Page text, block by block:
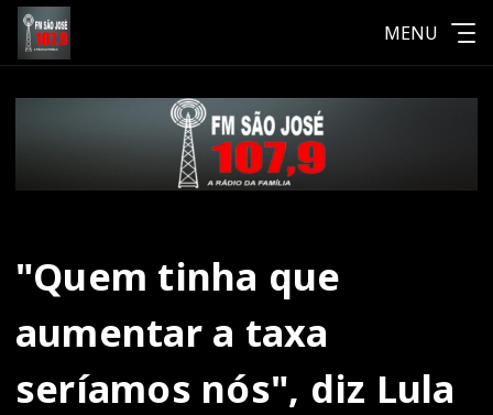
MENU
"Quem tinha que
aumentar a taxa
seríamos nós", diz Lula